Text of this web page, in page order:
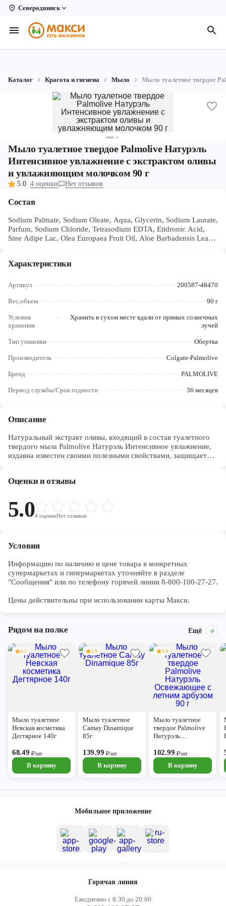
Северодвинск
Вологда
Архангельск
Котлас
Рыбинск
Череповец
Каталог Красота и гигиена Мыло Мыло туалетное твердое
Мыло туалетное твердое Palmolive Натурэль
Интенсивное увлажнение с экстрактом оливы
и увлажняющим молочком 90 г
5.0 4 оценки Нет отзывов
Состав
Sodium Palmate, Sodium Oleate, Aqua, Glycerin, Sodium Laurate,
Parfum, Sodium Chloride, Tetrasodium EDTA, Etidronic Acid,
Sine Adipe Lac, Olea Europaea Fruit Oil, Aloe Barbadensis Leaf
Coumarin, Limonene, CI 47005, CI 61570, CI 77891
Характеристики
Артикул 200587-48470
Вес,объем 90 г
Условия
хранения
Хранить в сухом месте вдали от прямых солнечных
лучей
Тип упаковки Обертка
Производитель Colgate-Palmolive
Бренд PALMOLIVE
Период службы/Срок годности 36 месяцев
Описание
Натуральный экстракт оливы, входящий в состав туалетного
твердого мыла Palmolive Натурэль Интенсивное увлажнение,
издавна известен своими полезными свойствами, защищает
делает кожу мягкой и нежной, бархатистой на ощупь,
Обогащено 100% натуральными ингредиентами.
- 100% натуральные масла
- 100% натуральный экстракт оливы
Побалуйте свою кожу!
Оценки и отзывы
5.04 оценкиНет отзывов
Условия
Информацию по наличию и цене товара в конкретных
супермаркетах и гипермаркетах уточняйте в разделе
"Сообщения" или по телефону горячей линии 8-800-100-27-27.
Цены действительны при использовании карты Макси.
Рядом на полке Ещё
4.5
Мыло туалетное
Невская косметика
Дегтярное 140г
68.49₽/шт
В корзину
5.0
Мыло туалетное
Camay Dinamique
85г
139.99 ₽/шт
В корзину
5.0
Мыло туалетное
твердое Palmolive
Натурэль
летним арбузом 90 г
102.99 ₽/шт
В корзину
Мобильное приложение
Горячая линия
Ежедневно с 8:30 до 20:00